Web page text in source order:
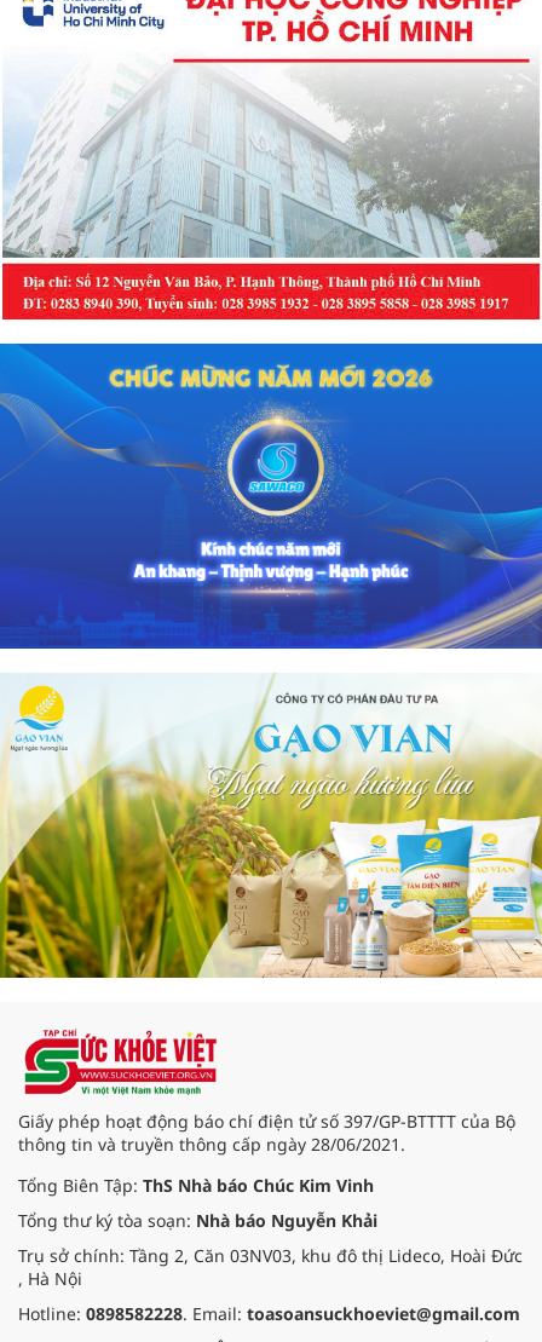
Giấy phép hoạt động báo chí điện tử số 397/GP-BTTTT của Bộ
thông tin và truyền thông cấp ngày 28/06/2021.
Tổng Biên Tập: ThS Nhà báo Chúc Kim Vinh
Tổng thư ký tòa soạn: Nhà báo Nguyễn Khải
Trụ sở chính: Tầng 2, Căn 03NV03, khu đô thị Lideco, Hoài Đức
, Hà Nội
Hotline: 0898582228. Email: toasoansuckhoeviet@gmail.com